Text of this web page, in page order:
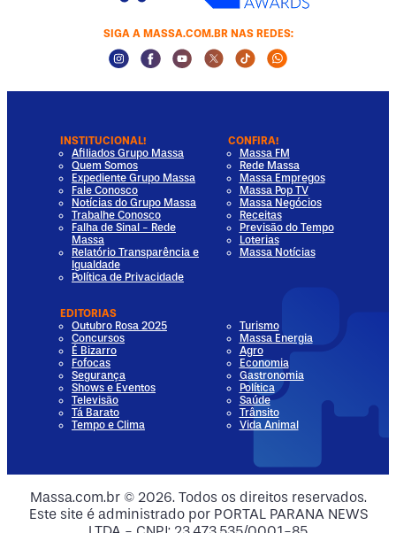
Media
Media
Media
SIGA A MASSA.COM.BR NAS REDES:
Instagram Social Media
Facebook Social Media
Youtube Social Media
Twitter Social Media
Tiktok Social Media
Whatsapp
INSTITUCIONAL!
Afiliados Grupo Massa
Quem Somos
Expediente Grupo Massa
Fale Conosco
Notícias do Grupo Massa
Trabalhe Conosco
Falha de Sinal - Rede
Massa
Relatório Transparência e
Igualdade
Política de Privacidade
CONFIRA!
Massa FM
Rede Massa
Massa Empregos
Massa Pop TV
Massa Negócios
Receitas
Previsão do Tempo
Loterias
Massa Notícias
EDITORIAS
Outubro Rosa 2025
Concursos
É Bizarro
Fofocas
Segurança
Shows e Eventos
Televisão
Tá Barato
Tempo e Clima
Turismo
Massa Energia
Agro
Economia
Gastronomia
Política
Saúde
Trânsito
Vida Animal
Massa.com.br © 2026. Todos os direitos reservados.
Este site é administrado por PORTAL PARANA NEWS